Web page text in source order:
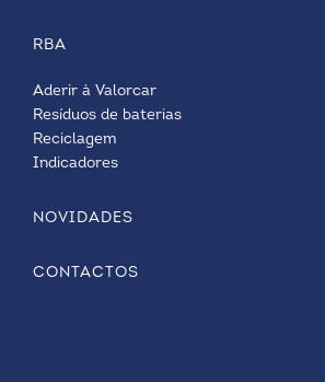
RBA
Aderir à Valorcar
Resíduos de baterias
Reciclagem
Indicadores
NOVIDADES
CONTACTOS